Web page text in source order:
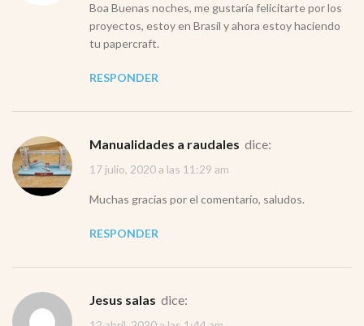
Boa Buenas noches, me gustaría felicitarte por los
proyectos, estoy en Brasil y ahora estoy haciendo
tu papercraft.
RESPONDER
Manualidades a raudales dice:
17 julio, 2020 a las 11:29 am
Muchas gracias por el comentario, saludos.
RESPONDER
jesus salas dice: